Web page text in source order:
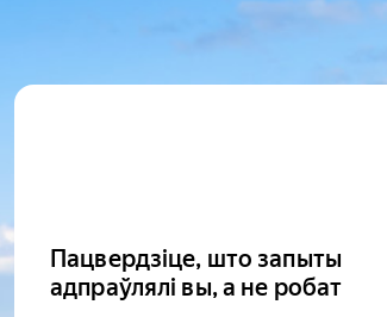
Пацвердзіце, што запыты
адпраўлялі вы, а не робат